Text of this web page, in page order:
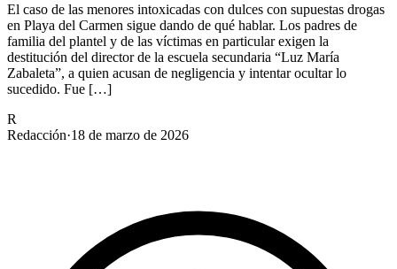
El caso de las menores intoxicadas con dulces con supuestas drogas
en Playa del Carmen sigue dando de qué hablar. Los padres de
familia del plantel y de las víctimas en particular exigen la
destitución del director de la escuela secundaria “Luz María
Zabaleta”, a quien acusan de negligencia y intentar ocultar lo
sucedido. Fue […]
R
Redacción·18 de marzo de 2026